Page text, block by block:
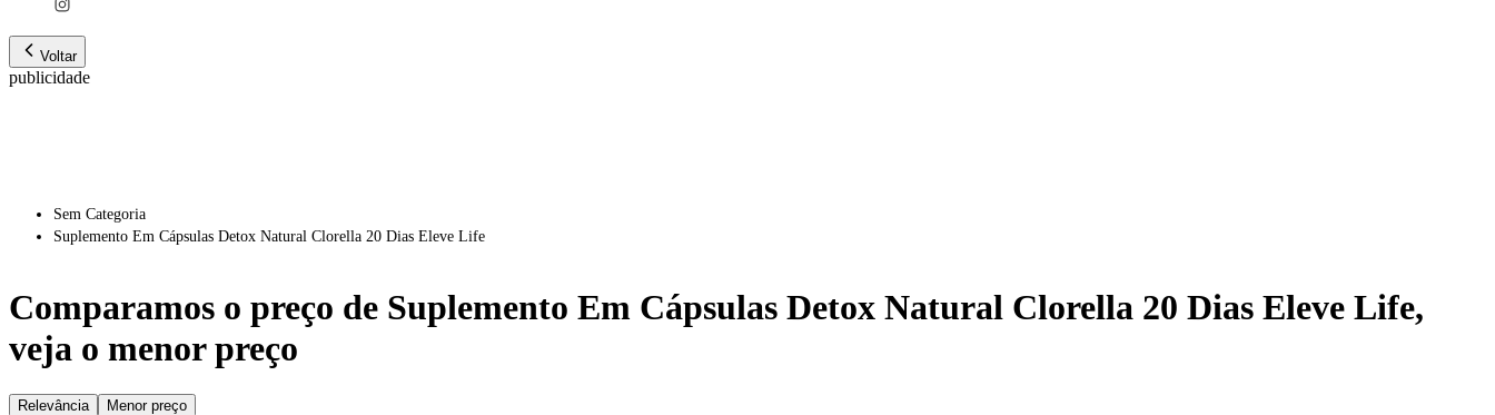
Voltar
publicidade
Sem Categoria
Suplemento Em Cápsulas Detox Natural Clorella 20 Dias Eleve Life
Comparamos o preço de Suplemento Em Cápsulas Detox Natural Clorella 20 Dias Eleve Life,
veja o menor preço
Relevância Menor preço